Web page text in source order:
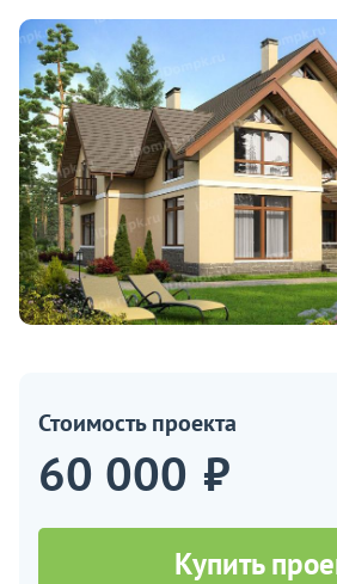
Стоимость проекта
60 000 ₽
Купить